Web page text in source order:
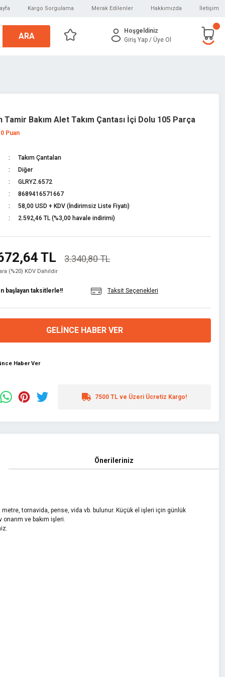
Kargo Sorgulama Merak Edilenler Hakkımızda İletişim
ARA
Hoşgeldiniz
Giriş Yap / Üye Ol
Tamir Bakım Alet Takım Çantası İçi Dolu 105 Parça
Puan
Takım Çantaları
Diğer
GLRYZ.6572
8689416571667
58,00 USD + KDV (İndirimsiz Liste Fiyatı)
2.592,46 TL (%3,00 havale indirimi)
TL 3.340,80 TL
(%20) KDV Dahildir
başlayan taksitlerle!! Taksit Seçenekleri
GELINCE HABER VER
Haber Ver
7500 TL ve Üzeri Ücretiz Kargo!
Önerileriniz
tornavida, pense, vida vb. bulunur. Küçük el işleri için günlük
ve bakım işleri.